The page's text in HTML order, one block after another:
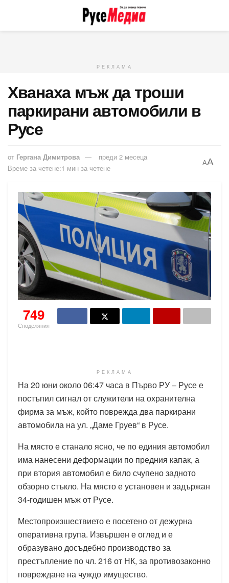
РЕКЛАМА
Хванаха мъж да троши
паркирани автомобили в
Русе
от Гергана Димитрова
преди 2 месеца
Време за четене:1 мин за четене
AA
749
Споделяния
РЕКЛАМА
На 20 юни около 06:47 часа в Първо РУ – Русе е
постъпил сигнал от служители на охранителна
фирма за мъж, който поврежда два паркирани
автомобила на ул. „Даме Груев“ в Русе.
На място е станало ясно, че по единия автомобил
има нанесени деформации по предния капак, а
при втория автомобил е било счупено задното
обзорно стъкло. На място е установен и задържан
34-годишен мъж от Русе.
Местопроизшествието е посетено от дежурна
оперативна група. Извършен е оглед и е
образувано досъдебно производство за
престъпление по чл. 216 от НК, за противозаконно
повреждане на чуждо имущество.